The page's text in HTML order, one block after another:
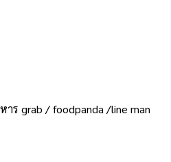
ร grab / foodpanda /line man